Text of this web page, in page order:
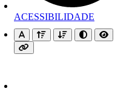
ACESSIBILIDADE